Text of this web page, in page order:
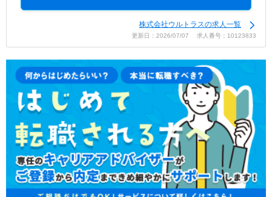
株式会社ウルトラスの求人一覧
更新日：2026/07/07 求人番号：10123833